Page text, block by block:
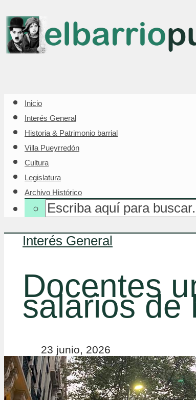
Inicio
Interés General
Historia & Patrimonio barrial
Villa Pueyrredón
Cultura
Legislatura
Archivo Histórico
Interés General
Docentes
salarios de
23 junio, 2026